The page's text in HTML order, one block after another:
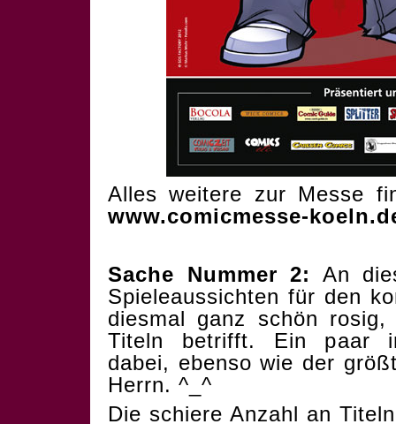
Alles weitere zur Messe
www.comicmesse-
Sache Nummer 2:
An
Spieleaussichten für den
diesmal ganz schön
Titeln betrifft. Ein paar
dabei, ebenso wie der
Herrn. ^_^
Die schiere Anzahl an